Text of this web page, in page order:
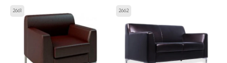
2661 2662